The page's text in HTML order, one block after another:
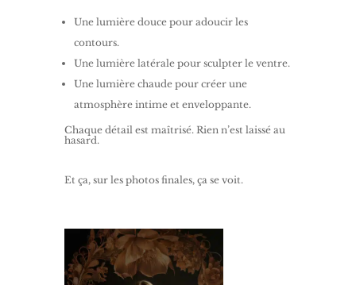
Une lumière douce pour adoucir les
contours.
Une lumière latérale pour sculpter le ventre.
Une lumière chaude pour créer une
atmosphère intime et enveloppante.
Chaque détail est maîtrisé. Rien n’est laissé au
hasard.
Et ça, sur les photos finales, ça se voit.